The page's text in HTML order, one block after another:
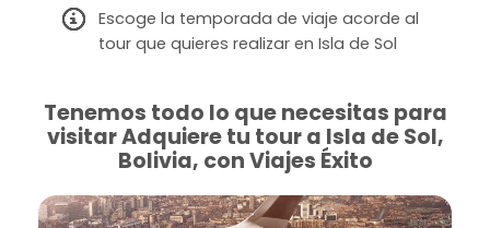
Escoge la temporada de viaje acorde al
tour que quieres realizar en Isla de Sol
Tenemos todo lo que necesitas para
visitar Adquiere tu tour a Isla de Sol,
Bolivia, con Viajes Éxito